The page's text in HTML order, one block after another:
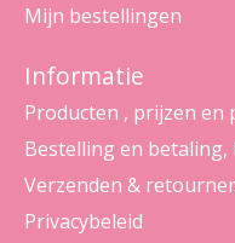
Mijn bestellingen
Informatie
Producten , prijzen en
Bestelling en
Verzenden &
Privacybeleid